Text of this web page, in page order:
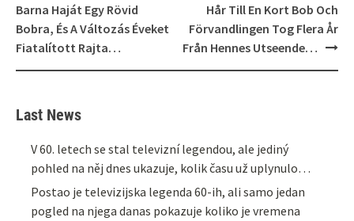
navigation
Barna Haját Egy Rövid
Bobra, És A Változás Éveket
Fiatalított Rajta…
Hår Till En Kort Bob Och
Förvandlingen Tog Flera År
Från Hennes Utseende…
Last News
V 60. letech se stal televizní legendou, ale jediný
pohled na něj dnes ukazuje, kolik času už uplynulo…
Postao je televizijska legenda 60-ih, ali samo jedan
pogled na njega danas pokazuje koliko je vremena